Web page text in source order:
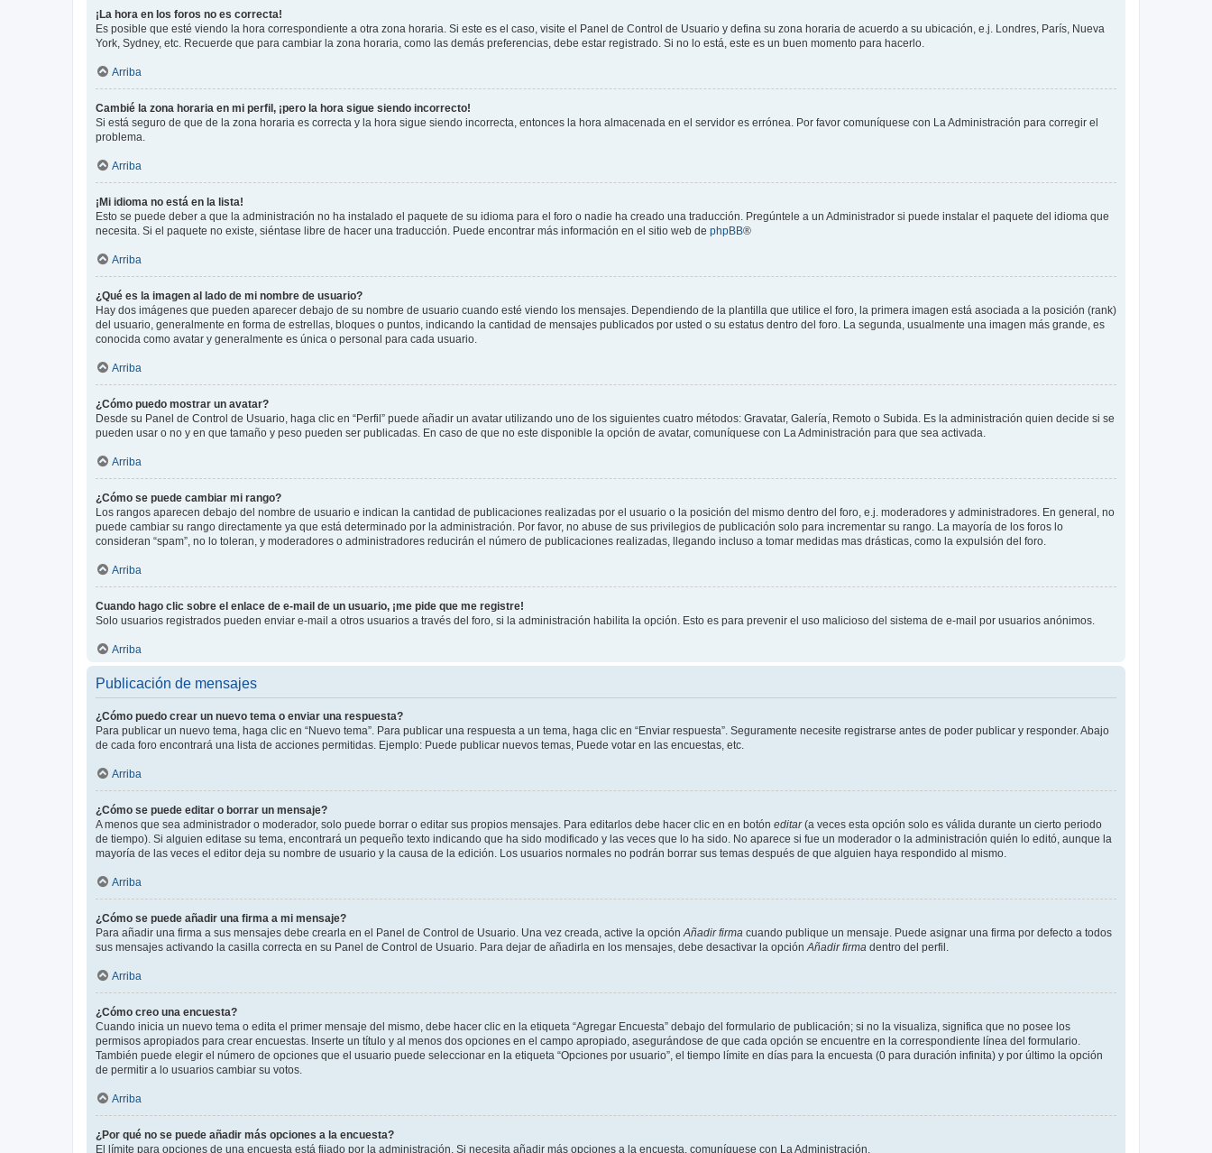
¡La hora en los foros no es correcta!
Es posible que esté viendo la hora correspondiente a otra zona horaria. Si este es el caso, visite el Panel de Control de Usuario y defina su zona horaria de acuerdo a su ubicación, e.j. Londres, París, Nueva
York, Sydney, etc. Recuerde que para cambiar la zona horaria, como las demás preferencias, debe estar registrado. Si no lo está, este es un buen momento para hacerlo.
Arriba
Cambié la zona horaria en mi perfil, ¡pero la hora sigue siendo incorrecto!
Si está seguro de que de la zona horaria es correcta y la hora sigue siendo incorrecta, entonces la hora almacenada en el servidor es errónea. Por favor comuníquese con La Administración para corregir el
problema.
Arriba
¡Mi idioma no está en la lista!
Esto se puede deber a que la administración no ha instalado el paquete de su idioma para el foro o nadie ha creado una traducción. Pregúntele a un Administrador si puede instalar el paquete del idioma que
necesita. Si el paquete no existe, siéntase libre de hacer una traducción. Puede encontrar más información en el sitio web de phpBB®
Arriba
¿Qué es la imagen al lado de mi nombre de usuario?
Hay dos imágenes que pueden aparecer debajo de su nombre de usuario cuando esté viendo los mensajes. Dependiendo de la plantilla que utilice el foro, la primera imagen está asociada a la posición (rank)
del usuario, generalmente en forma de estrellas, bloques o puntos, indicando la cantidad de mensajes publicados por usted o su estatus dentro del foro. La segunda, usualmente una imagen más grande, es
conocida como avatar y generalmente es única o personal para cada usuario.
Arriba
¿Cómo puedo mostrar un avatar?
Desde su Panel de Control de Usuario, haga clic en “Perfil” puede añadir un avatar utilizando uno de los siguientes cuatro métodos: Gravatar, Galería, Remoto o Subida. Es la administración quien decide si se
pueden usar o no y en que tamaño y peso pueden ser publicadas. En caso de que no este disponible la opción de avatar, comuníquese con La Administración para que sea activada.
Arriba
¿Cómo se puede cambiar mi rango?
Los rangos aparecen debajo del nombre de usuario e indican la cantidad de publicaciones realizadas por el usuario o la posición del mismo dentro del foro, e.j. moderadores y administradores. En general, no
puede cambiar su rango directamente ya que está determinado por la administración. Por favor, no abuse de sus privilegios de publicación solo para incrementar su rango. La mayoría de los foros lo
consideran “spam”, no lo toleran, y moderadores o administradores reducirán el número de publicaciones realizadas, llegando incluso a tomar medidas mas drásticas, como la expulsión del foro.
Arriba
Cuando hago clic sobre el enlace de e-mail de un usuario, ¡me pide que me registre!
Solo usuarios registrados pueden enviar e-mail a otros usuarios a través del foro, si la administración habilita la opción. Esto es para prevenir el uso malicioso del sistema de e-mail por usuarios anónimos.
Arriba
Publicación de mensajes
¿Cómo puedo crear un nuevo tema o enviar una respuesta?
Para publicar un nuevo tema, haga clic en “Nuevo tema”. Para publicar una respuesta a un tema, haga clic en “Enviar respuesta”. Seguramente necesite registrarse antes de poder publicar y responder. Abajo
de cada foro encontrará una lista de acciones permitidas. Ejemplo: Puede publicar nuevos temas, Puede votar en las encuestas, etc.
Arriba
¿Cómo se puede editar o borrar un mensaje?
A menos que sea administrador o moderador, solo puede borrar o editar sus propios mensajes. Para editarlos debe hacer clic en en botón editar(a veces esta opción solo es válida durante un cierto periodo
de tiempo). Si alguien editase su tema, encontrará un pequeño texto indicando que ha sido modificado y las veces que lo ha sido. No aparece si fue un moderador o la administración quién lo editó, aunque la
mayoría de las veces el editor deja su nombre de usuario y la causa de la edición. Los usuarios normales no podrán borrar sus temas después de que alguien haya respondido al mismo.
Arriba
¿Cómo se puede añadir una firma a mi mensaje?
Para añadir una firma a sus mensajes debe crearla en el Panel de Control de Usuario. Una vez creada, active la opción Añadir firma cuando publique un mensaje. Puede asignar una firma por defecto a todos
sus mensajes activando la casilla correcta en su Panel de Control de Usuario. Para dejar de añadirla en los mensajes, debe desactivar la opción Añadir firma dentro del perfil.
Arriba
¿Cómo creo una encuesta?
Cuando inicia un nuevo tema o edita el primer mensaje del mismo, debe hacer clic en la etiqueta “Agregar Encuesta” debajo del formulario de publicación; si no la visualiza, significa que no posee los
permisos apropiados para crear encuestas. Inserte un título y al menos dos opciones en el campo apropiado, asegurándose de que cada opción se encuentre en la correspondiente línea del formulario.
También puede elegir el número de opciones que el usuario puede seleccionar en la etiqueta “Opciones por usuario”, el tiempo límite en días para la encuesta (0 para duración infinita) y por último la opción
de permitir a lo usuarios cambiar su votos.
Arriba
¿Por qué no se puede añadir más opciones a la encuesta?
El límite para opciones de una encuesta está fijado por la administración. Si necesita añadir más opciones a la encuesta, comuníquese con La Administración.